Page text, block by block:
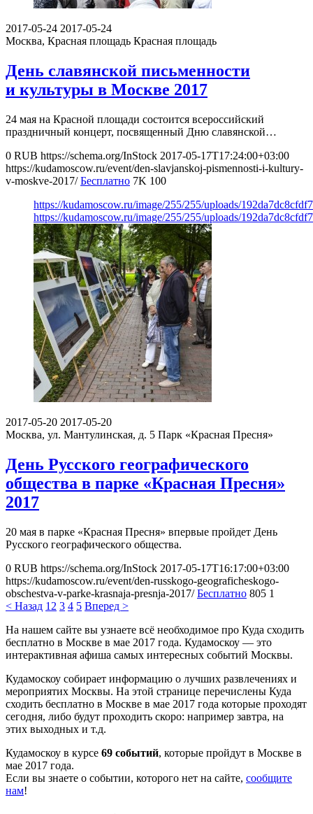
2017-05-24 2017-05-24
Москва, Красная площадь Красная площадь
День славянской письменности
и культуры в Москве 2017
24 мая на Красной площади состоится всероссийский
праздничный концерт, посвященный Дню славянской…
0 RUB https://schema.org/InStock 2017-05-17T17:24:00+03:00
https://kudamoscow.ru/event/den-slavjanskoj-pismennosti-i-kultury-
v-moskve-2017/ Бесплатно 7K 100
https://kudamoscow.ru/image/255/255/uploads/
https://kudamoscow.ru/image/255/255/uploads/
2017-05-20 2017-05-20
Москва, ул. Мантулинская, д. 5 Парк «Красная Пресня»
День Русского географического
общества в парке «Красная Пресня»
2017
20 мая в парке «Красная Пресня» впервые пройдет День
Русского географического общества.
0 RUB https://schema.org/InStock 2017-05-17T16:17:00+03:00
https://kudamoscow.ru/event/den-russkogo-geograficheskogo-
obschestva-v-parke-krasnaja-presnja-2017/ Бесплатно 805 1
< Назад 1 2 3 4 5 Вперед >
На нашем сайте вы узнаете всё необходимое про Куда сходить
бесплатно в Москве в мае 2017 года. Кудамоскоу — это
интерактивная афиша самых интересных событий Москвы.
Кудамоскоу собирает информацию о лучших развлечениях и
мероприятих Москвы. На этой странице перечислены Куда
сходить бесплатно в Москве в мае 2017 года которые проходят
сегодня, либо будут проходить скоро: например завтра, на
этих выходных и т.д.
Кудамоскоу в курсе 69 событий, которые пройдут в Москве в
мае 2017 года.
Если вы знаете о событии, которого нет на сайте, сообщите
нам!